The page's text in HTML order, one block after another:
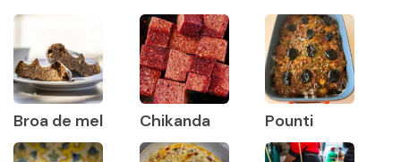
Broa de mel Chikanda Pounti